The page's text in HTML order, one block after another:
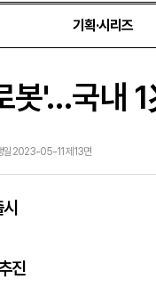
기획·시리즈
봇'…국내
2023-05-11 제13면
진